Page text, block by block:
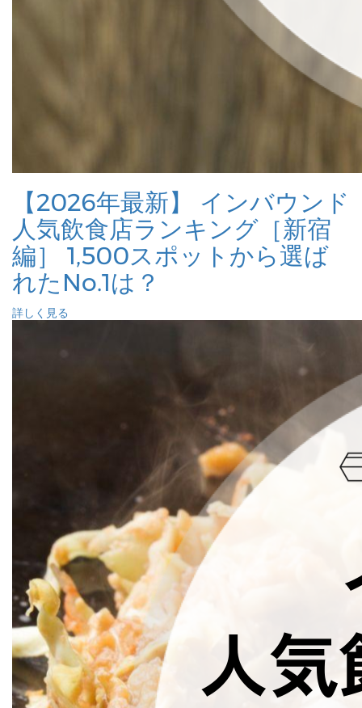
【2026年最新】 インバウンド
人気飲食店ランキング［新宿
編］ 1,500スポットから選ば
れたNo.1は？
詳しく見る